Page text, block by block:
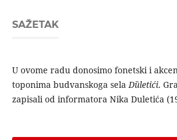
SAŽETAK
U ovome radu donosimo fonetski i
toponima budvanskoga selaDȕletići.
zapisali od informatora Nika Duletića